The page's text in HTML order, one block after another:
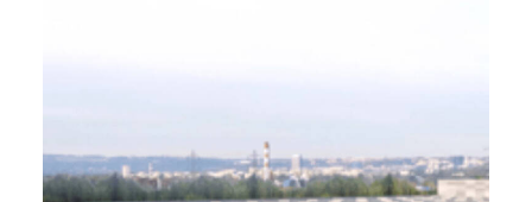
Barings, Saint-Ouen l’Aumône